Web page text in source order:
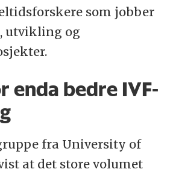
som jobber
utvikling og
enda bedre IVF-
fra University of
at det store volumet